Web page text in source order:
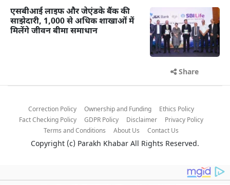
एसबीआई लाइफ और जेएंडके बैंक की
साझेदारी, 1,000 से अधिक शाखाओं में
मिलेंगे जीवन बीमा समाधान
Share
Correction Policy Ownership and Funding
Ethics Policy
Fact Checking Policy
GDPR Policy Disclaimer
Privacy Policy
Terms and Conditions
About Us Contact Us
Copyright (c) Parakh Khabar All Rights Reserved.